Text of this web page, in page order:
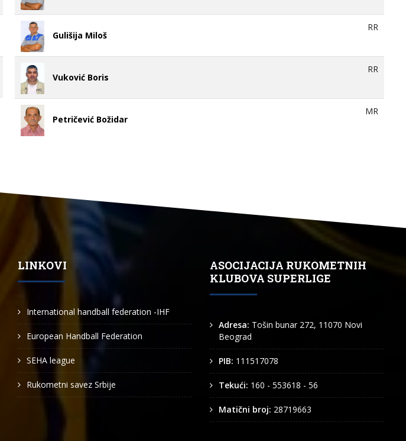
Gulišija Miloš
RR
Vuković Boris
RR
Petričević Božidar
MR
LINKOVI
International handball federation -IHF
European Handball Federation
SEHA league
Rukometni savez Srbije
ASOCIJACIJA RUKOMETNIH
KLUBOVA SUPERLIGE
Adresa: Tošin bunar 272, 11070 Novi
Beograd
PIB: 111517078
Tekući: 160 - 553618 - 56
Matični broj: 28719663